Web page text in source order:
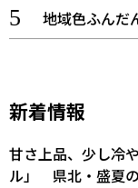
地域色ふん
新着情報
甘さ上品、少し冷
ル」 県北・盛夏の